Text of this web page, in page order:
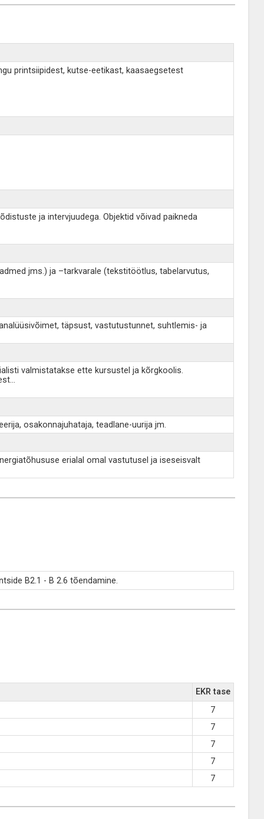
printsiipidest, kutse-eetikast, kaasaegsetest
ja intervjuudega. Objektid võivad paikneda
jms.) ja –tarkvarale (tekstitöötlus, tabelarvutus,
täpsust, vastutustunnet, suhtlemis- ja
valmistatakse ette kursustel ja kõrgkoolis.
...
osakonnajuhataja, teadlane-uurija jm.
erialal omal vastutusel ja iseseisvalt
B2.1 - B 2.6 tõendamine.
EKR tase
7
7
7
7
7